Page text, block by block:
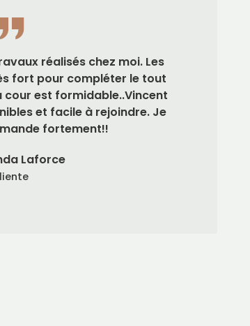
réalisés chez moi. Les
fort pour compléter le tout
cour est formidable..Vincent
et facile à rejoindre. Je
fortement!!
Laforce